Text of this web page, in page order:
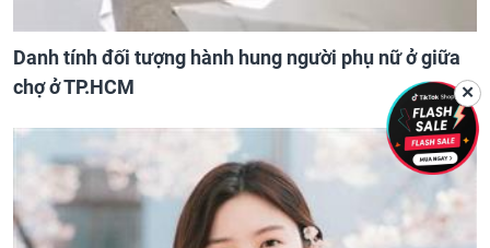
Danh tính đối tượng hành hung người phụ nữ ở giữa
chợ ở TP.HCM
✕